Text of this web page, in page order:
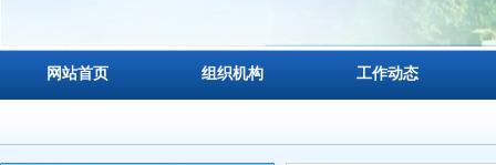
网站首页 组织机构 工作动态